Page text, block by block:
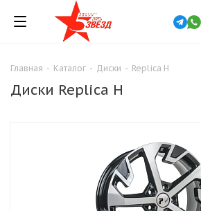
Главная - Каталог - Диски - Replica H
Диски Replica H